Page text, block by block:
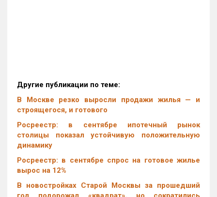
Другие публикации по теме:
В Москве резко выросли продажи жилья — и
строящегося, и готового
Росреестр: в сентябре ипотечный рынок
столицы показал устойчивую положительную
динамику
Росреестр: в сентябре спрос на готовое жилье
вырос на 12%
В новостройках Старой Москвы за прошедший